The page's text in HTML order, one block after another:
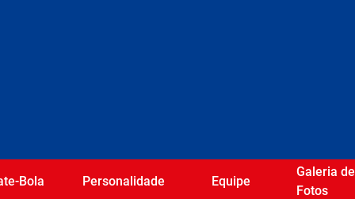
Bola Personalidade Equipe
Galeria de
Fotos